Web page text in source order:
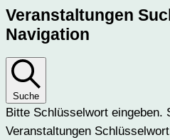
Veranstaltungen
Navigation
Suche
Bitte Schlüsselwort eingeben.
Veranstaltungen